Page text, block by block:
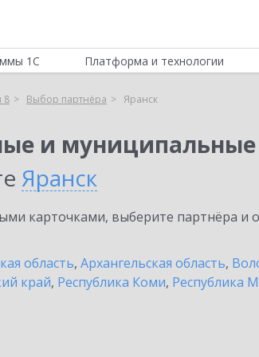
1С Платформа и технологии
8 Выбор партнёра Яранск
и муниципальные
Яранск
карточками, выберите партнёра и
область, Архангельская область,
край, Республика Коми, Республика